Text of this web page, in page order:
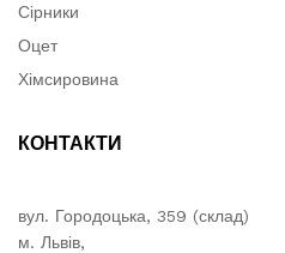
Сірники
Оцет
Хімсировина
КОНТАКТИ
вул. Городоцька, 359 (склад)
м. Львів,